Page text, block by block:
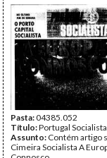
alguns tópicos,
'Democracia', 'Dimensão
internacional', 'falência
real'; Notas onde
'falar Willy Brandt' e
igualmente ler um
presumivelmente da
Mateus, acerca do
Monjardino acompanhar
ida aos EU;
instauração de um
imprensa e s/ a expulsão
presumível militante do
pertencente à secção de
apontamentos redigidos
Pasta:04385.052
Título:Portugal Socialista
Assunto: Contém artigo
Cimeira Socialista A